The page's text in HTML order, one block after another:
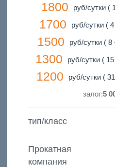
1800 руб/сутки (
1700 руб/сутки (
1500 руб/сутки ( 8
1300 руб/сутки (
1200 руб/сутки (
залог:5
тип/класс
Прокатная
компания